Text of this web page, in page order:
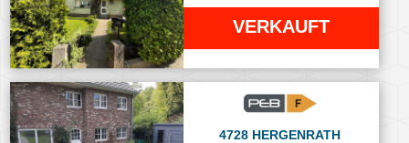
VERKAUFT
4728 HERGENRATH